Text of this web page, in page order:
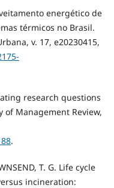
energético de
térmicos no Brasil.
v. 17, e20230415,
research questions
Management Review,
.
T. G. Life cycle
incineration: